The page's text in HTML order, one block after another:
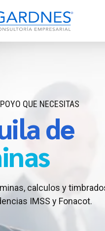
DE TODOS
contabilidad, calculo de
de
QUE NECESITAS
de
calculos y
IMSS y Fonacot.
EN MARCHA Y NUEVOS
la asesoría que
mantener tu negocio en